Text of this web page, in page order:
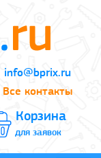
info@bprix.ru
Все контакты
Корзина
для заявок